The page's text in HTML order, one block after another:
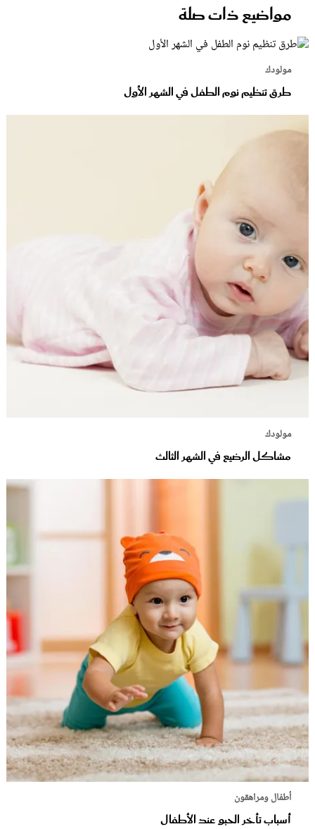
مواضيع ذات صلة
مولودك
طرق تنظيم نوم الطفل في الشهر الأول
مولودك
مشاكل الرضيع في الشهر الثالث
أطفال ومراهقون
أسباب تأخر الحبو عند الأطفال